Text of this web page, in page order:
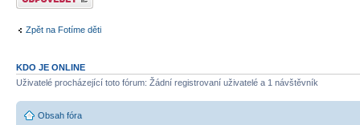
Zpět na Fotíme děti
KDO JE ONLINE
Uživatelé procházející toto fórum: Žádní registrovaní uživatelé a 1 návštěvník
Obsah fóra